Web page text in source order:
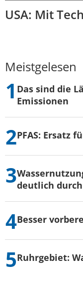
USA: Mit
Meistgelesen
Das sind die
Emissionen
PFAS: Ersatz
deutlich
Besser
Ruhrgebiet: